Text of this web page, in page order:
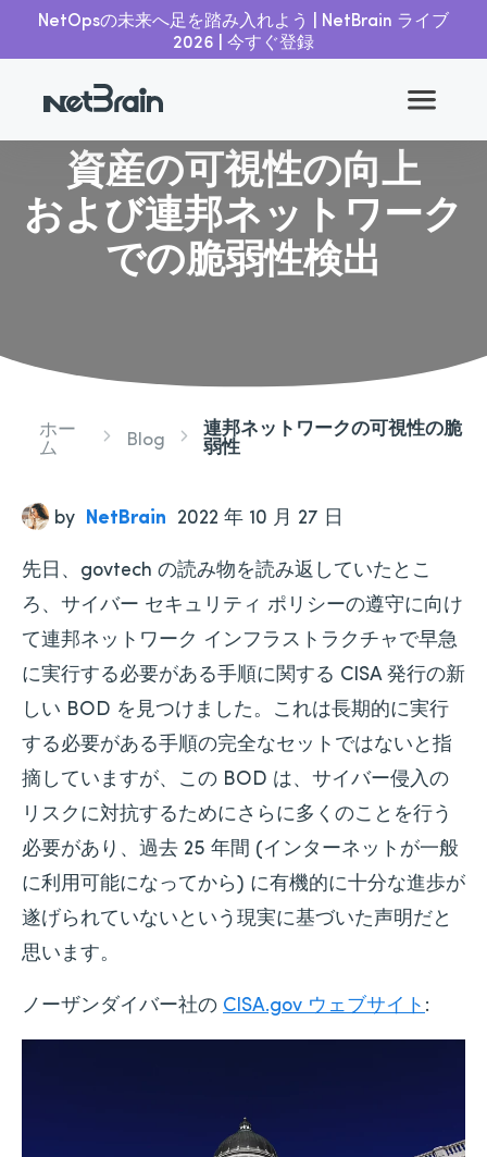
NetOpsの未来へ足を踏み入れよう | NetBrain ライブ
2026 | 今すぐ登録
戻る
資産の可視性の向上
および連邦ネットワーク
での脆弱性検出
ホー
ム Blog 連邦ネットワークの可視性の脆
弱性
by NetBrain 2022 年 10 月 27 日
先日、govtech の読み物を読み返していたとこ
ろ、サイバー セキュリティ ポリシーの遵守に向け
て連邦ネットワーク インフラストラクチャで早急
に実行する必要がある手順に関する CISA 発行の新
しい BOD を見つけました。これは長期的に実行
する必要がある手順の完全なセットではないと指
摘していますが、この BOD は、サイバー侵入の
リスクに対抗するためにさらに多くのことを行う
必要があり、過去 25 年間 (インターネットが一般
に利用可能になってから) に有機的に十分な進歩が
遂げられていないという現実に基づいた声明だと
思います。
ノーザンダイバー社の CISA.gov ウェブサイト :